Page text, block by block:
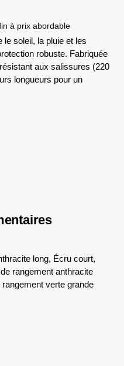
à prix abordable
le soleil, la pluie et les
robuste. Fabriquée
aux salissures (220
longueurs pour un
long, Écru court,
rangement anthracite
verte grande